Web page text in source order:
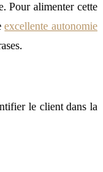
Pour alimenter cette
excellente autonomie
le client dans la